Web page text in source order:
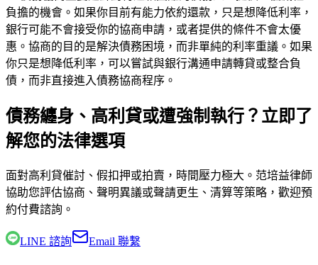
負擔的機會。如果你目前有能力依約還款，只是想降低利率，
銀行可能不會接受你的協商申請，或者提供的條件不會太優
惠。協商的目的是解決債務困境，而非單純的利率重議。如果
你只是想降低利率，可以嘗試與銀行溝通申請轉貸或整合負
債，而非直接進入債務協商程序。
債務纏身、高利貸或遭強制執行？立即了
解您的法律選項
面對高利貸催討、假扣押或拍賣，時間壓力極大。 范培益律師
協助您評估協商、聲明異議或聲請更生、清算等策略，歡迎預
約付費諮詢。
LINE 諮詢 Email 聯繫